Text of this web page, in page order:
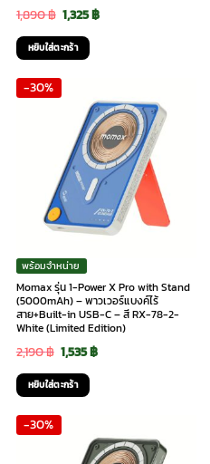
1,890฿ Original
price
was:
1,325฿Current
หยิบใส่ตะกร้า
-30%
พร้อมจำหน่าย
Momax รุ่น 1-Power X Pro with Stand
(5000mAh) – พาวเวอร์แบงค์ไร้
สาย+Built-in USB-C – สี RX-78-2-
White (Limited Edition)
2,190฿ Original
price
was:
1,535฿Current
หยิบใส่ตะกร้า
-30%